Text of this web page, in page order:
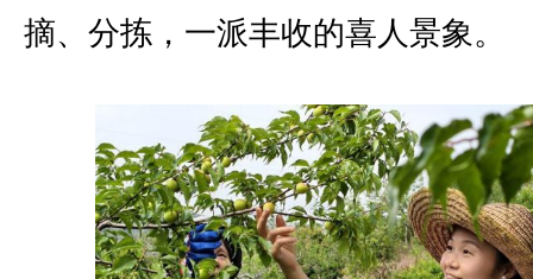
摘、分拣，一派丰收的喜人景象。